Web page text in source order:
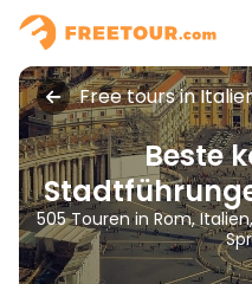
Free tours in
Beste
505 Touren in Rom,